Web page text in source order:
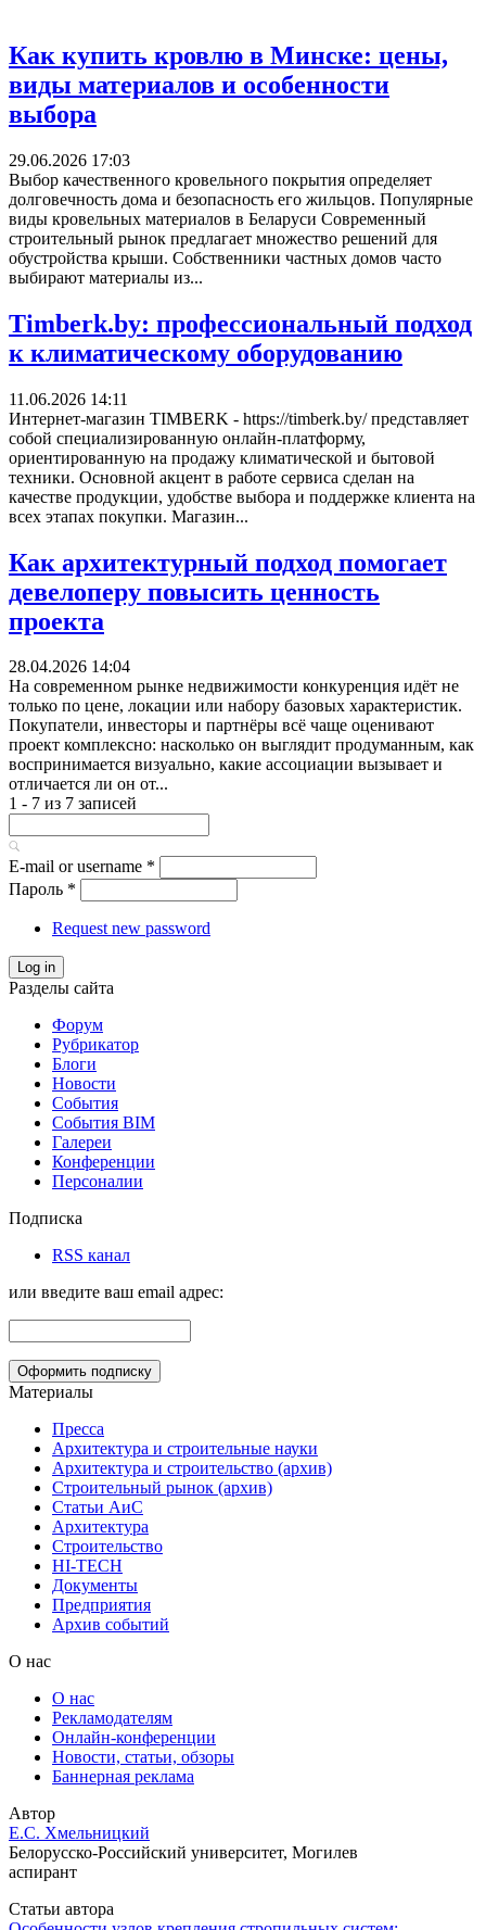
Как купить кровлю в Минске: цены,
виды материалов и особенности
выбора
29.06.2026 17:03
Выбор качественного кровельного покрытия определяет
долговечность дома и безопасность его жильцов. Популярные
виды кровельных материалов в Беларуси Современный
строительный рынок предлагает множество решений для
обустройства крыши. Собственники частных домов часто
выбирают материалы из...
Timberk.by: профессиональный подход
к климатическому оборудованию
11.06.2026 14:11
Интернет-магазин TIMBERK - https://timberk.by/ представляет
собой специализированную онлайн-платформу,
ориентированную на продажу климатической и бытовой
техники. Основной акцент в работе сервиса сделан на
качестве продукции, удобстве выбора и поддержке клиента на
всех этапах покупки. Магазин...
Как архитектурный подход помогает
девелоперу повысить ценность
проекта
28.04.2026 14:04
На современном рынке недвижимости конкуренция идёт не
только по цене, локации или набору базовых характеристик.
Покупатели, инвесторы и партнёры всё чаще оценивают
проект комплексно: насколько он выглядит продуманным, как
воспринимается визуально, какие ассоциации вызывает и
отличается ли он от...
1 - 7 из 7 записей
E-mail or username *
Пароль *
Request new password
Log in
Разделы сайта
Форум
Рубрикатор
Блоги
Новости
События
События BIM
Галереи
Конференции
Персоналии
Подписка
RSS канал
или введите ваш email адрес:
Материалы
Пресса
Архитектура и строительные науки
Архитектура и строительство (архив)
Строительный рынок (архив)
Статьи АиС
Архитектура
Строительство
HI-TECH
Документы
Предприятия
Архив событий
О нас
О нас
Рекламодателям
Онлайн-конференции
Новости, статьи, обзоры
Баннерная реклама
Автор
Е.С. Хмельницкий
Белорусско-Российский университет, Могилев
аспирант
Статьи автора